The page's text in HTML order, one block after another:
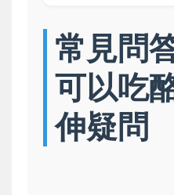
常見問
可以吃
伸疑問